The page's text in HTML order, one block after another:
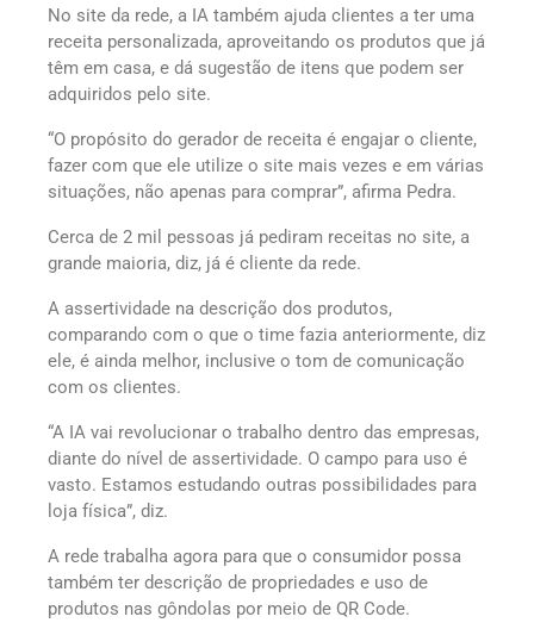
No site da rede, a IA também ajuda clientes a ter uma
receita personalizada, aproveitando os produtos que já
têm em casa, e dá sugestão de itens que podem ser
adquiridos pelo site.
“O propósito do gerador de receita é engajar o cliente,
fazer com que ele utilize o site mais vezes e em várias
situações, não apenas para comprar”, afirma Pedra.
Cerca de 2 mil pessoas já pediram receitas no site, a
grande maioria, diz, já é cliente da rede.
A assertividade na descrição dos produtos,
comparando com o que o time fazia anteriormente, diz
ele, é ainda melhor, inclusive o tom de comunicação
com os clientes.
“A IA vai revolucionar o trabalho dentro das empresas,
diante do nível de assertividade. O campo para uso é
vasto. Estamos estudando outras possibilidades para
loja física”, diz.
A rede trabalha agora para que o consumidor possa
também ter descrição de propriedades e uso de
produtos nas gôndolas por meio de QR Code.